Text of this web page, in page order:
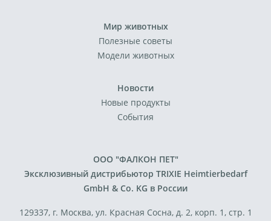
Мир животных
Полезные советы
Модели животных
Новости
Новые продукты
События
ООО "ФАЛКОН ПЕТ"
Эксклюзивный дистрибьютор TRIXIE Heimtierbedarf
GmbH & Co. KG в России
129337, г. Москва, ул. Красная Сосна, д. 2, корп. 1, стр. 1